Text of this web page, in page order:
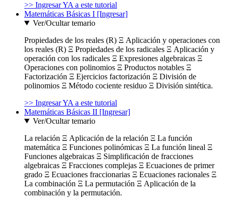
>> Ingresar YA a este tutorial
Matemáticas Básicas I [Ingresar]
Ver/Ocultar temario
Propiedades de los reales (R) Ξ Aplicación y operaciones con
los reales (R) Ξ Propiedades de los radicales Ξ Aplicación y
operación con los radicales Ξ Expresiones algebraicas Ξ
Operaciones con polinomios Ξ Productos notables Ξ
Factorización Ξ Ejercicios factorización Ξ División de
polinomios Ξ Método cociente residuo Ξ División sintética.
>> Ingresar YA a este tutorial
Matemáticas Básicas II [Ingresar]
Ver/Ocultar temario
La relación Ξ Aplicación de la relación Ξ La función
matemática Ξ Funciones polinómicas Ξ La función lineal Ξ
Funciones algebraicas Ξ Simplificación de fracciones
algebraicas Ξ Fracciones complejas Ξ Ecuaciones de primer
grado Ξ Ecuaciones fraccionarias Ξ Ecuaciones racionales Ξ
La combinación Ξ La permutación Ξ Aplicación de la
combinación y la permutación.